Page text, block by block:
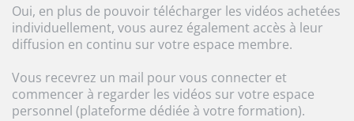
Oui, en plus de pouvoir télécharger les vidéos achetées
individuellement, vous aurez également accès à leur
diffusion en continu sur votre espace membre.
Vous recevrez un mail pour vous connecter et
commencer à regarder les vidéos sur votre espace
personnel (plateforme dédiée à votre formation).